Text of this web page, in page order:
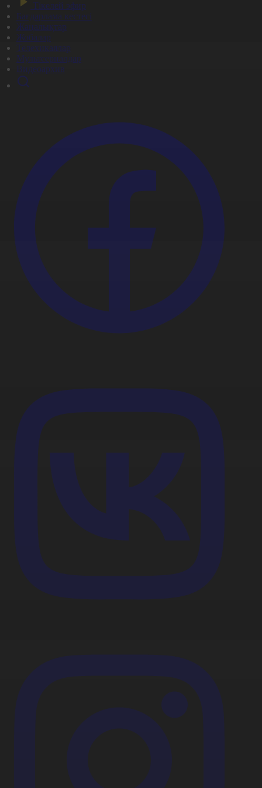
Тікелей эфир
Бағдарлама кестесі
Жаңалықтар
Жобалар
Телехикаялар
Мультсериалдар
Видеоархив